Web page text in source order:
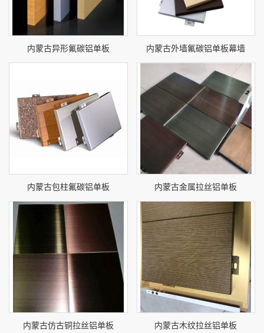
内蒙古异形氟碳铝单板 内蒙古外墙氟碳铝单板幕墙
内蒙古包柱氟碳铝单板 内蒙古金属拉丝铝单板
内蒙古仿古铜拉丝铝单板 内蒙古木纹拉丝铝单板